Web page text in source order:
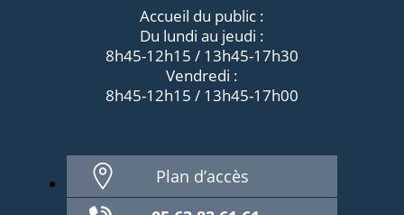
Accueil du public :
Du lundi au jeudi :
8h45-12h15 / 13h45-17h30
Vendredi :
8h45-12h15 / 13h45-17h00
Plan d’accès